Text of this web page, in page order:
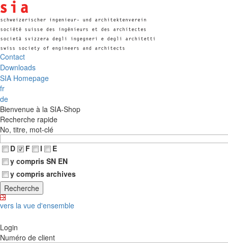
Contact
Downloads
SIA Homepage
fr
de
Bienvenue à la SIA-Shop
Recherche rapide
No, titre, mot-clé
D
F I
E
y compris SN EN
y compris archives
vers la vue d'ensemble
Login
Numéro de client